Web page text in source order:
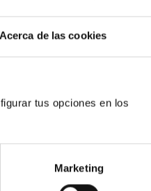
de las cookies
tus opciones en los
Marketing